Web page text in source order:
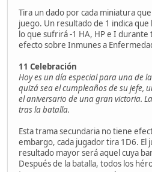
Tira un dado por cada miniatura
juego. Un resultado de 1 indica
lo que sufrirá -1 HA, HP e I durante
efecto sobre Inmunes a
11 Celebración
Hoy es un día especial para una de
quizá sea el cumpleaños de su jefe,
el aniversario de una gran victoria.
tras la batalla.
Esta trama secundaria no tiene
embargo, cada jugador tira 1D6. El
resultado mayor será aquel cuya
Después de la batalla, todos los